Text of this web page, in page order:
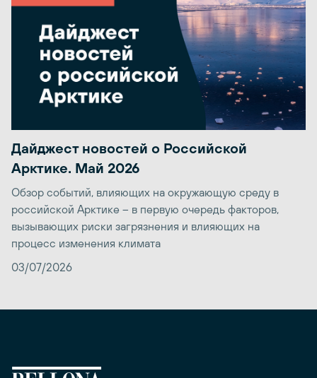
Дайджест новостей о Российской
Арктике. Май 2026
Обзор событий, влияющих на окружающую среду в
российской Арктике – в первую очередь факторов,
вызывающих риски загрязнения и влияющих на
процесс изменения климата
03/07/2026